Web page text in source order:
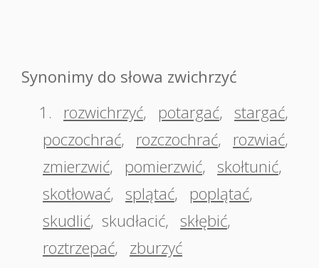
Synonimy do słowa zwichrzyć
1.
rozwichrzyć, potargać, stargać,
poczochrać, rozczochrać, rozwiać,
zmierzwić, pomierzwić, skołtunić,
skotłować, splątać, poplątać,
skudlić, skudłacić, skłębić,
roztrzepać, zburzyć